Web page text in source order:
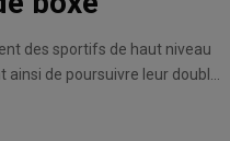
des sportifs de haut niveau
de poursuivre leur double